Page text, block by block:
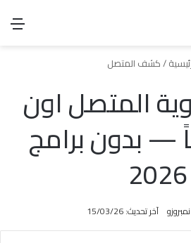
/كشف المتصل
المتصل اون
— بدون برامج
2026
آخر تحديث: 15/03/26